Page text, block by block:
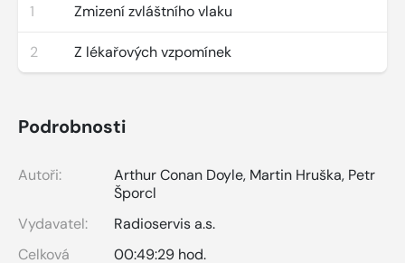
1 Zmizení zvláštního vlaku
2 Z lékařových vzpomínek
Podrobnosti
Autoři: Arthur Conan Doyle, Martin Hruška, Petr
Šporcl
Vydavatel:
Radioservis a.s.
Celková
00:49:29 hod.